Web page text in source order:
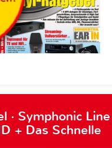
· Symphonic Line
+ Das Schnelle